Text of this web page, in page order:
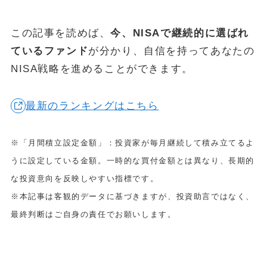
50代・60代の物価高対策｜株主優待で食費と日用品を賢く浮かせ
る活用術
POPULAR
October 1, 2024 お金
と「4%ルール」の落とし穴を解説
新NISA【月10万・20万・30万積立】20年後の資産額シミュレー
ションと年代別・目標別運用戦略(2025年最新)
この記事を読めば、今、NISAで継続的に選ばれ
ているファンドが分かり、自信を持ってあなたの
NISA戦略を進めることができます。
最新のランキングはこちら
※「月間積立設定金額」：投資家が毎月継続して積み立てるよ
うに設定している金額。一時的な買付金額とは異なり、長期的
な投資意向を反映しやすい指標です。
※本記事は客観的データに基づきますが、投資助言ではなく、
最終判断はご自身の責任でお願いします。